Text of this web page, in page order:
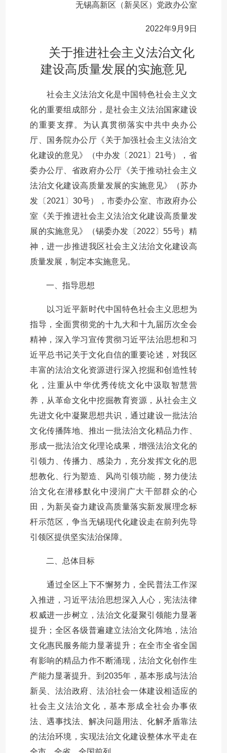
无锡高新区（新吴区）党政办公室
2022年9月9日
关于推进社会主义法治文化
建设高质量发展的实施意见
社会主义法治文化是中国特色社会主义文
化的重要组成部分，是社会主义法治国家建设
的重要支撑。为认真贯彻落实中共中央办公
厅、国务院办公厅《关于加强社会主义法治文
化建设的意见》（中办发〔2021〕21号），省
委办公厅、省政府办公厅《关于推动社会主义
法治文化建设高质量发展的实施意见》（苏办
发〔2021〕30号），市委办公室、市政府办公
室《关于推进社会主义法治文化建设高质量发
展的实施意见》（锡委办发〔2022〕55号）精
神，进一步推进我区社会主义法治文化建设高
质量发展，制定本实施意见。
一、指导思想
以习近平新时代中国特色社会主义思想为
指导，全面贯彻党的十九大和十九届历次全会
精神，深入学习宣传贯彻习近平法治思想和习
近平总书记关于文化自信的重要论述，对我区
丰富的法治文化资源进行深入挖掘和创造性转
化，注重从中华优秀传统文化中汲取智慧营
养，从革命文化中挖掘教育资源，从社会主义
先进文化中凝聚思想共识，通过建设一批法治
文化传播阵地、推出一批法治文化精品力作、
形成一批法治文化理论成果，增强法治文化的
引领力、传播力、感染力，充分发挥文化的思
想教化、行为塑造、风尚引领功能，努力使法
治文化在潜移默化中浸润广大干部群众的心
田，为新吴奋力建设高质量落实新发展理念标
杆示范区，争当无锡现代化建设走在前列先导
引领区提供坚实法治保障。
二、总体目标
通过全区上下不懈努力，全民普法工作深
入推进，习近平法治思想深入人心，宪法法律
权威进一步树立，法治文化凝聚引领能力显著
提升；全区各级普遍建立法治文化阵地，法治
文化惠民服务能力显著提升；在全市全省全国
有影响的精品力作不断涌现，法治文化创作生
产能力显著提升。到2035年，基本形成与法治
新吴、法治政府、法治社会一体建设相适应的
社会主义法治文化，基本形成全社会办事依
法、遇事找法、解决问题用法、化解矛盾靠法
的法治环境，实现法治文化建设整体水平走在